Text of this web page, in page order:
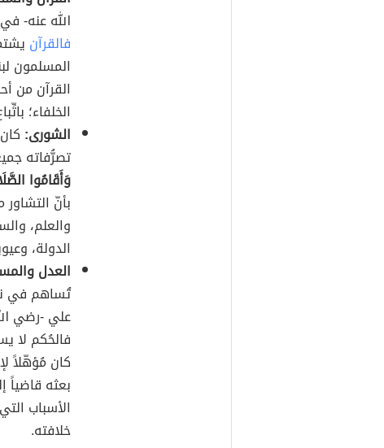
الله عنه-
فالقرآن
المسلمون
القرآن من
الخلفاء؛
الشورى:
تصرُّفاته
وَأَقَامُوا
بأنّ
والعلم،
الدولة،
العدل
تُساهم في
علي -رضي
فالحُكم لا
كان مُؤهّلاً
بعثه قاضياً
الأسباب
خلافته.